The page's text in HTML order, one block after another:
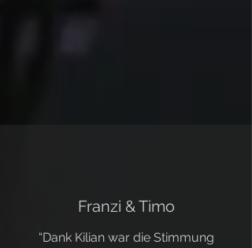
Franzi & Timo
“Dank Kilian war die Stimmung